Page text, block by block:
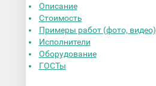
Описание
Стоимость
Примеры работ (фото, видео)
Исполнители
Оборудование
ГОСТы